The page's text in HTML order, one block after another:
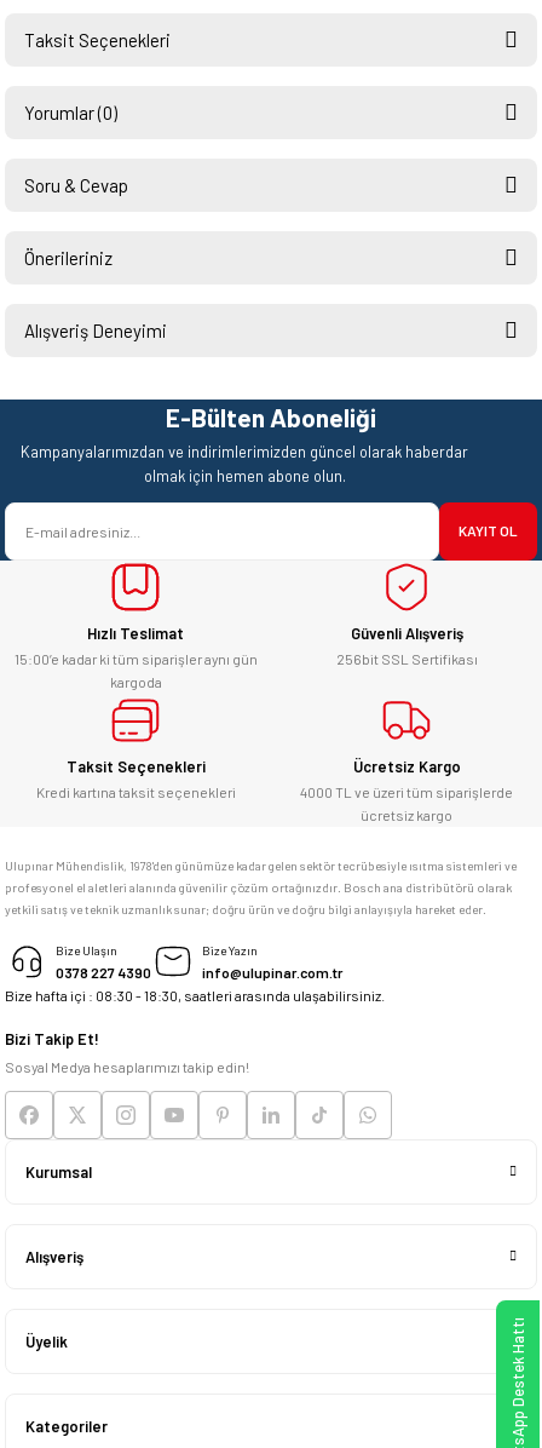
Taksit Seçenekleri
Yorumlar (0)
Soru & Cevap
Önerileriniz
yetersiz gördüğünüz noktaları öneri formunu kullanarak tarafımıza
Ürün resmi kalitesiz, bozuk veya görüntülenemiyor.
Ürün açıklamasında eksik bilgiler bulunuyor.
Ürün bilgilerinde hatalar bulunuyor.
Ürün fiyatı diğer sitelerden daha pahalı.
Bu ürüne benzer farklı alternatifler olmalı.
Alışveriş Deneyimi
Teşekkürler.
Mehmet Kendi | 18/06/2026
satışı ve alış veriş deneyimi gayet
başarılı. hayırlı işler. teşekkürler.
yücel çağatay uzun | 12/06/2026
Kesinlikle orjinal ürün, güvenerek
alabilirsiniz.
E... Ü... | 10/06/2026
Bosch marka alet alacaksam kesinlikle
adresim Ulupınar.com.tr
memnun kaldım
Deneyimini Paylaş
E-Bülten Aboneliği
Kampanyalarımızdan ve indirimlerimizden güncel olarak haberdar
olmak için hemen abone olun.
KAYIT OL
Hızlı Teslimat
15:00’e kadar ki tüm siparişler aynı gün
kargoda
Güvenli Alışveriş
256bit SSL Sertifikası
Taksit Seçenekleri
Kredi kartına taksit seçenekleri
Ücretsiz Kargo
4000 TL ve üzeri tüm siparişlerde
ücretsiz kargo
Ulupınar Mühendislik, 1978'den günümüze kadar gelen sektör tecrübesiyle ısıtma sistemleri ve
profesyonel el aletleri alanında güvenilir çözüm ortağınızdır. Bosch ana distribütörü olarak
yetkili satış ve teknik uzmanlık sunar; doğru ürün ve doğru bilgi anlayışıyla hareket eder.
Bize Ulaşın
0378 227 4390
Bize Yazın
info@ulupinar.com.tr
Bize hafta içi : 08:30 - 18:30, saatleri arasında ulaşabilirsiniz.
Bizi Takip Et!
Sosyal Medya hesaplarımızı takip edin!
Kurumsal
Alışveriş
Üyelik
Kategoriler WhatsApp Destek Hattı